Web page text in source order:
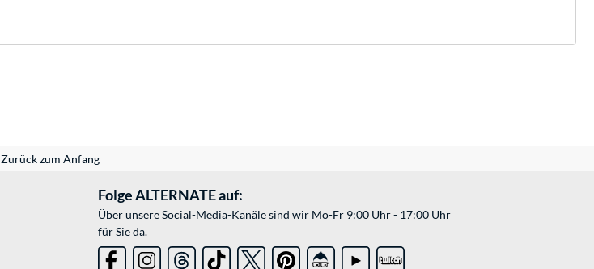
Zurück zum Anfang
Folge ALTERNATE auf:
Über unsere Social-Media-Kanäle sind wir Mo-Fr 9:00 Uhr - 17:00 Uhr
für Sie da.